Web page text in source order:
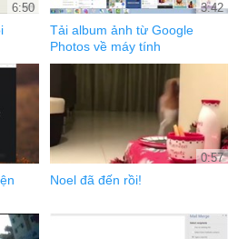
6:50 3:42
Tải album ảnh từ Google
Photos về máy tính
0:57
Noel đã đến rồi!